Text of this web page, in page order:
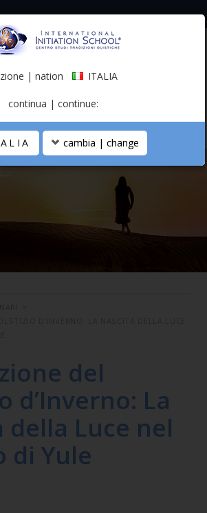
iscriviti alla mailing list
del
d’Inverno: La
della Luce nel
di Yule
| nation ITALIA
continua | continue:
cambia | change